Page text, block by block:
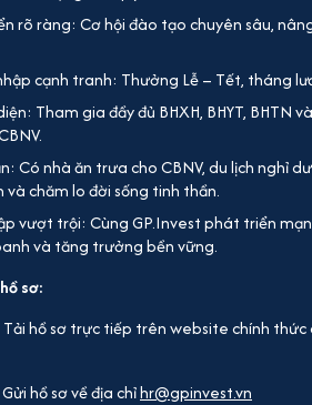
rõ ràng: Cơ hội đào tạo chuyên sâu,
cạnh tranh: Thưởng Lễ – Tết, tháng
Tham gia đầy đủ BHXH, BHYT, BHTN
Có nhà ăn trưa cho CBNV, du lịch nghỉ
và chăm lo đời sống tinh thần.
vượt trội: Cùng GP.Invest phát triển
và tăng trưởng bền vững.
sơ:
hồ sơ trực tiếp trên website chính
hồ sơ về địa chỉhr@gpinvest.vn